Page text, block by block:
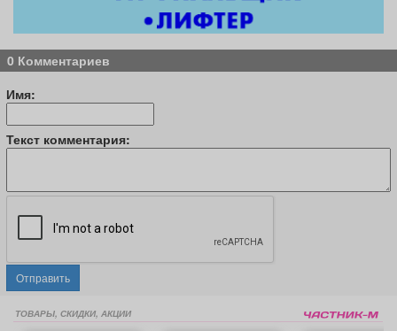
0 Комментариев
Имя:
Текст комментария:
Отправить
ТОВАРЫ, СКИДКИ, АКЦИИ